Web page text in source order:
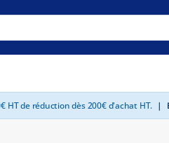
HT de réduction dès 200€ d'achat HT. |